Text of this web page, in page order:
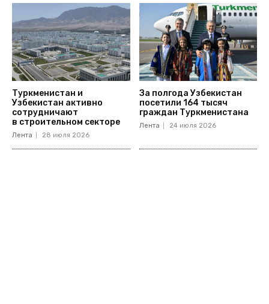
Туркменистан и
Узбекистан активно
сотрудничают
в строительном секторе
Лента 28 июля 2026
За полгода Узбекистан
посетили 164 тысяч
граждан Туркменистана
Лента 24 июля 2026